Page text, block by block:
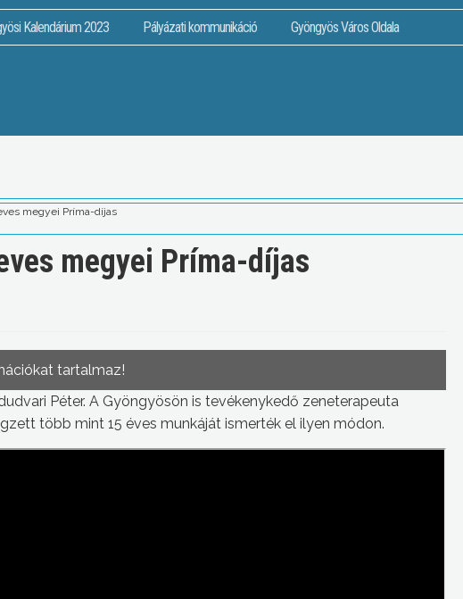
Kalendárium 2023 Pályázati kommunikáció Gyöngyös Város Oldala
megyei Príma-díjas
megyei Príma-díjas
tartalmaz!
Péter. A Gyöngyösön is tevékenykedő zeneterapeuta
több mint 15 éves munkáját ismerték el ilyen módon.